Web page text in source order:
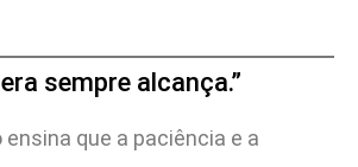
sempre alcança.”
que a paciência e a